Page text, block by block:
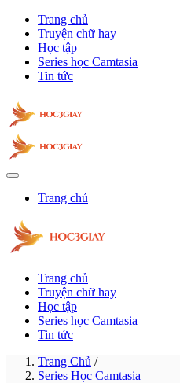
Trang chủ
Truyện chữ hay
Học tập
Series học Camtasia
Tin tức
Trang chủ
Trang chủ
Truyện chữ hay
Học tập
Series học Camtasia
Tin tức
Trang Chủ /
Series Học Camtasia